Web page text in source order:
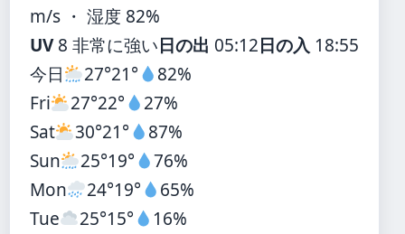
m/s ・ 湿度 82%
UV8 非常に強い日の出 05:12日の入 18:55
今日
27°21°
82%
Fri
27°22°
27%
Sat
30°21°
87%
Sun
25°19°
76%
Mon
24°19°
65%
Tue
25°15°
16%